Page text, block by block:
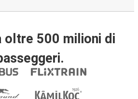
oltre 500 milioni di